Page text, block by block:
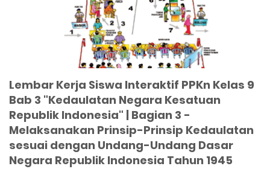
Lembar Kerja Siswa Interaktif PPKn Kelas 9
Bab 3 "Kedaulatan Negara Kesatuan
Republik Indonesia" | Bagian 3 -
Melaksanakan Prinsip-Prinsip Kedaulatan
sesuai dengan Undang-Undang Dasar
Negara Republik Indonesia Tahun 1945